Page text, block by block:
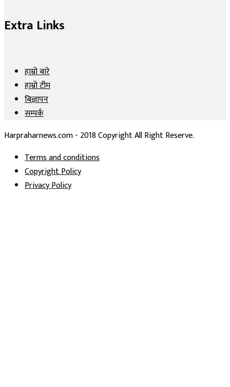
Extra Links
हाम्रो बारे
हाम्रो टीम
बिज्ञापन
सम्पर्क
Harpraharnews.com - 2018 Copyright All Right Reserve.
Terms and conditions
Copyright Policy
Privacy Policy